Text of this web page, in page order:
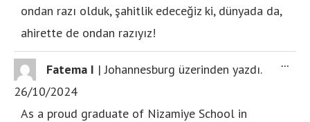
ondan razı olduk, şahitlik edeceğiz ki, dünyada da,
ahirette de ondan razıyız!
Fatema I | Johannesburg üzerinden yazdı.
26/10/2024
As a proud graduate of Nizamiye School in
...